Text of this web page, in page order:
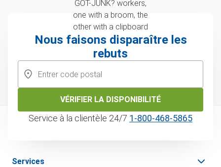
Nous faisons disparaître les
rebuts
VÉRIFIER LA DISPONIBILITÉ
Service à la clientèle 24/7 1‑800‑468‑5865
Services